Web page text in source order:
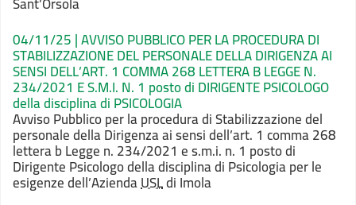
04/11/25 | AVVISO PUBBLICO PER LA PROCEDURA DI
STABILIZZAZIONE DEL PERSONALE DELLA DIRIGENZA AI
SENSI DELL’ART. 1 COMMA 268 LETTERA B LEGGE N.
234/2021 E S.M.I. N. 1 posto di DIRIGENTE PSICOLOGO
della disciplina di PSICOLOGIA
Avviso Pubblico per la procedura di Stabilizzazione del
personale della Dirigenzaai sensi dell’art. 1 comma 268
lettera b Legge n. 234/2021 es.m.i. n. 1 posto di
Dirigente Psicologo della disciplina di Psicologia perle
esigenze dell’AziendaUSLdi Imola